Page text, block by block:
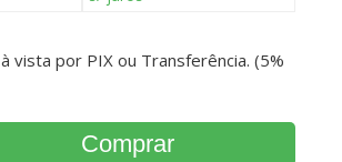
à vista por PIX ou Transferência. (5%
Comprar